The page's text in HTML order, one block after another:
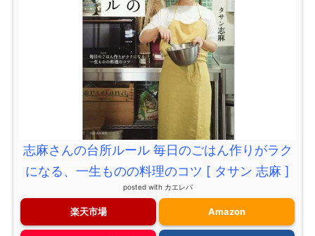
志麻さんの台所ルール 毎日のごはん作りがラク
になる、一生ものの料理のコツ [ タサン 志麻 ]
posted with カエレバ
楽天市場 Amazon